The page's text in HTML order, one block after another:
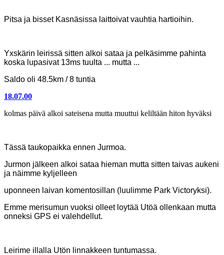
Pitsa ja bisset Kasnäsissa laittoivat vauhtia hartioihin.
Yxskärin leirissä sitten alkoi sataa ja pelkäsimme pahinta
koska lupasivat 13ms tuulta ... mutta ...
Saldo oli 48.5km / 8 tuntia
18.07.00
kolmas päivä alkoi sateisena mutta muuttui keliltään hiton hyväksi
Tässä taukopaikka ennen Jurmoa.
Jurmon jälkeen alkoi sataa hieman mutta sitten taivas aukeni
ja näimme kyljelleen
uponneen laivan komentosillan (luulimme Park Victoryksi).
Emme merisumun vuoksi olleet loytää Utöä ollenkaan mutta
onneksi GPS ei valehdellut.
Leirime illalla Utön linnakkeen tuntumassa.